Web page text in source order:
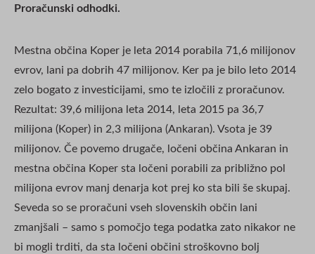
Proračunski odhodki.
Mestna občina Koper je leta 2014 porabila 71,6 milijonov
evrov, lani pa dobrih 47 milijonov. Ker pa je bilo leto 2014
zelo bogato z investicijami, smo te izločili z proračunov.
Rezultat: 39,6 milijona leta 2014, leta 2015 pa 36,7
milijona (Koper) in 2,3 milijona (Ankaran). Vsota je 39
milijonov. Če povemo drugače, ločeni občina Ankaran in
mestna občina Koper sta ločeni porabili za približno pol
milijona evrov manj denarja kot prej ko sta bili še skupaj.
Seveda so se proračuni vseh slovenskih občin lani
zmanjšali – samo s pomočjo tega podatka zato nikakor ne
bi mogli trditi, da sta ločeni občini stroškovno bolj